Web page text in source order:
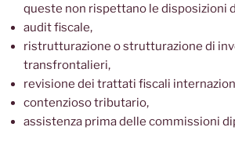
queste non rispettano le disposizioni
audit fiscale,
ristrutturazione o strutturazione di
transfrontalieri,
revisione dei trattati fiscali
contenzioso tributario,
assistenza prima delle commissioni